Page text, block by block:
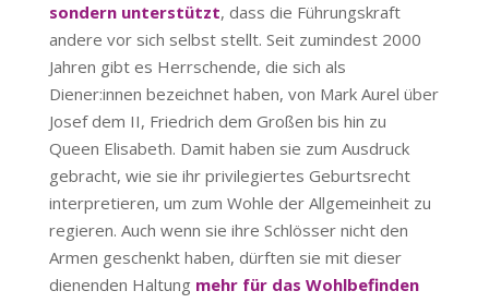
sondern unterstützt, dass die Führungskraft
andere vor sich selbst stellt. Seit zumindest 2000
Jahren gibt es Herrschende, die sich als
Diener:innen bezeichnet haben, von Mark Aurel über
Josef dem II, Friedrich dem Großen bis hin zu
Queen Elisabeth. Damit haben sie zum Ausdruck
gebracht, wie sie ihr privilegiertes Geburtsrecht
interpretieren, um zum Wohle der Allgemeinheit zu
regieren. Auch wenn sie ihre Schlösser nicht den
Armen geschenkt haben, dürften sie mit dieser
dienenden Haltung mehr für das Wohlbefinden